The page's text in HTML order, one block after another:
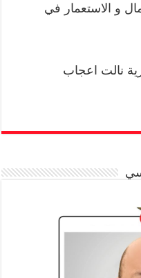
و الاستعمار في
نالت اعجاب